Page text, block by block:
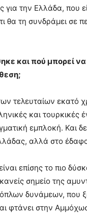
για την Ελλάδα, που
θα τη συνδράμει σε
και πού μπορεί
τελευταίων εκατό
και τουρκικές
εμπλοκή. Και
αλλά στο
επίσης το πιο
σημείο της
δυνάμεων, που
φτάνει στην